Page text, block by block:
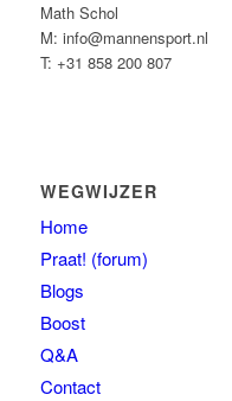
Math Schol
M: info@mannensport.nl
T: +31 858 200 807
WEGWIJZER
Home
Praat! (forum)
Blogs
Boost
Q&A
Contact